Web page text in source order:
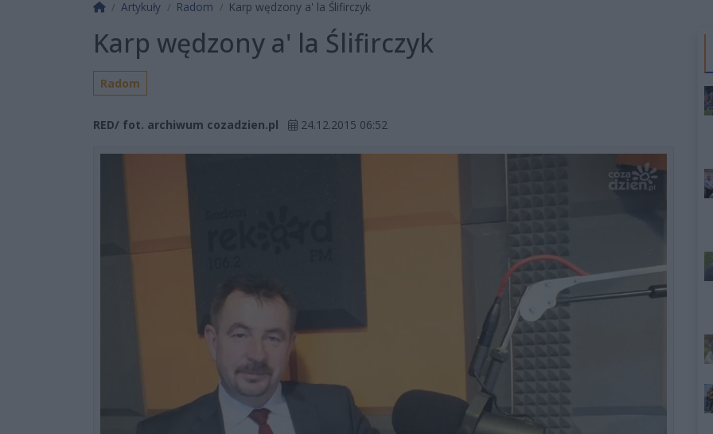
Strona główna
Artykuły Radom Karp wędzony a' la Ślifirczyk
Karp wędzony a' la Ślifirczyk
Radom
RED/ fot. archiwum cozadzien.pl 24.12.2015 06:52